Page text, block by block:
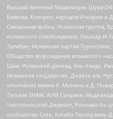
Высший военный Маджлисуль Шура
Кавказа, Конгресс народов Ичкерии и
Священная война, Исламская группа,
исламского освобождения, Лашкар-И-
Талибан, Исламская партия
Общество возрождения исламского
Шам, Исламский джихад, Аль-Каида,
Исламское государство, Джабха аль-
ополчение имени К. Минина и Д.
Тагьаля SHAM, АУМ Синрике,
Чистопольский Джамаат, Рохнамо ба
сообщество Сеть, Катиба Таухид